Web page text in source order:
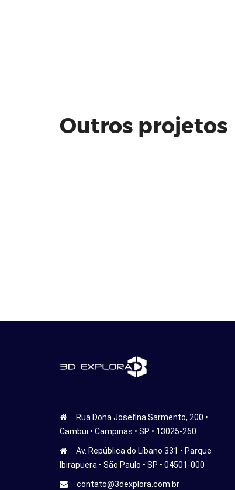
Outros projetos
Rua Dona Josefina Sarmento, 200 •
Cambui • Campinas • SP • 13025-260
Av. República do Líbano 331 • Parque
Ibirapuera • São Paulo • SP • 04501-000
contato@3dexplora.com.br